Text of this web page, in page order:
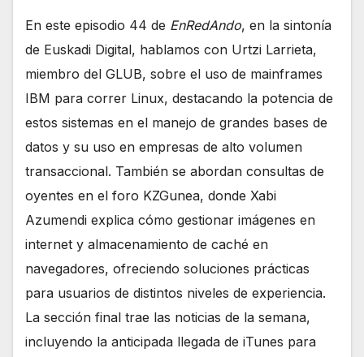
En este episodio 44 de EnRedAndo, en la sintonía
de Euskadi Digital, hablamos con Urtzi Larrieta,
miembro del GLUB, sobre el uso de mainframes
IBM para correr Linux, destacando la potencia de
estos sistemas en el manejo de grandes bases de
datos y su uso en empresas de alto volumen
transaccional. También se abordan consultas de
oyentes en el foro KZGunea, donde Xabi
Azumendi explica cómo gestionar imágenes en
internet y almacenamiento de caché en
navegadores, ofreciendo soluciones prácticas
para usuarios de distintos niveles de experiencia.
La sección final trae las noticias de la semana,
incluyendo la anticipada llegada de iTunes para